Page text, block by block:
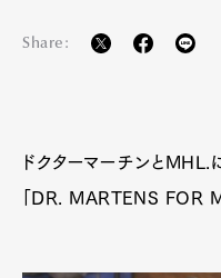
Share:
ドクターマーチンとMHL.
「DR. MARTENS FOR